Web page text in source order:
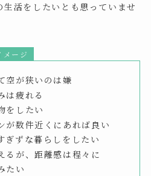
活をしたいとも思っていませ
メージ
空が狭いのは嫌
は疲れる
をしたい
が数件近くにあれば良い
ぎずな暮らしをしたい
るが、距離感は程々に
たい